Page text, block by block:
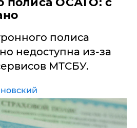
полиса
недоступна из-за
МТСБУ.